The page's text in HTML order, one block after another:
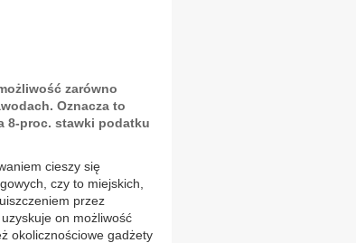
zarówno
Oznacza to
8-proc. stawki podatku
cieszy się
czy to miejskich,
przez
on możliwość
okolicznościowe gadżety